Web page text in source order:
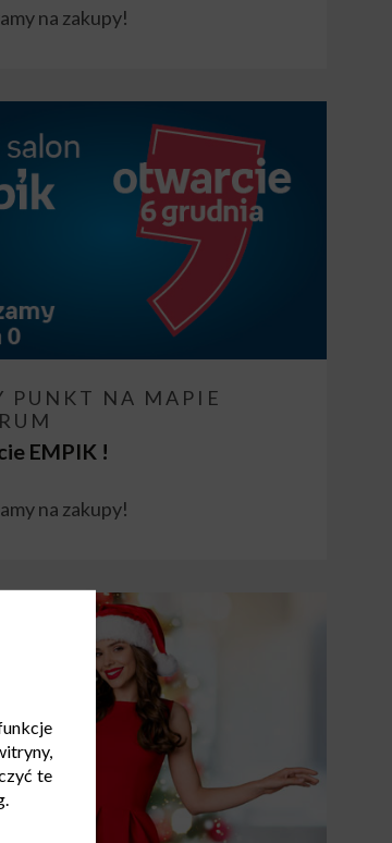
na zakupy!
PUNKT NA MAPIE
EMPIK !
na zakupy!
te